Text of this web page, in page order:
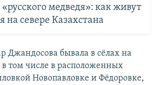
медведя»: как живут
на севере Казахстана
Джандосова бывала в сёлах на
в том числе в расположенных
Новопавловке и Фёдоровке,